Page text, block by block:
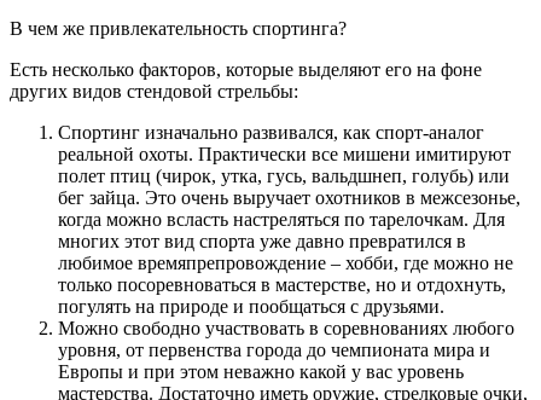
В чем же привлекательность спортинга?
Есть несколько факторов, которые выделяют его на фоне
других видов стендовой стрельбы:
Спортинг изначально развивался, как спорт-аналог
реальной охоты. Практически все мишени имитируют
полет птиц (чирок, утка, гусь, вальдшнеп, голубь) или
бег зайца. Это очень выручает охотников в межсезонье,
когда можно всласть настреляться по тарелочкам. Для
многих этот вид спорта уже давно превратился в
любимое времяпрепровождение – хобби, где можно не
только посоревноваться в мастерстве, но и отдохнуть,
погулять на природе и пообщаться с друзьями.
Можно свободно участвовать в соревнованиях любого
уровня, от первенства города до чемпионата мира и
Европы и при этом неважно какой у вас уровень
мастерства. Достаточно иметь оружие, стрелковые очки,